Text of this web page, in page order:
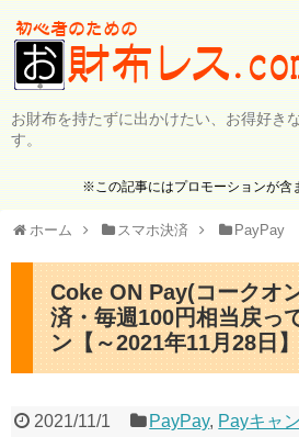
お財布を持たずに出かけたい、お得好き
す。
※この記事にはプロモーションが含
ホーム スマホ決済 PayPay
Coke ON Pay(コークオ
済・毎週100円相当戻っ
ン【～2021年11月28日】
2021/11/1 PayPay, Payキャ